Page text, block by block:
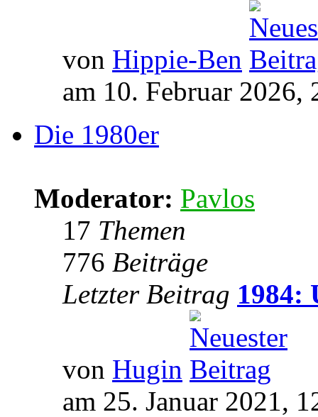
von Hippie-Ben
am 10. Februar 2026,
Die 1980er
Moderator: Pavlos
17 Themen
776 Beiträge
Letzter Beitrag 1984:
von Hugin
am 25. Januar 2021,